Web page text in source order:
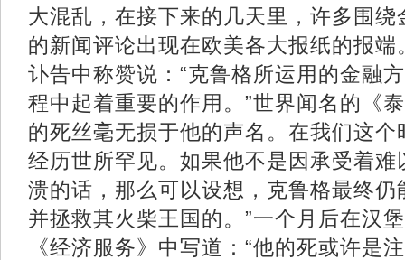
大混乱，在接下来的几天里，许多围
的新闻评论出现在欧美各大报纸的报
讣告中称赞说：“克鲁格所运用的金融
程中起着重要的作用。”世界闻名的《
的死丝毫无损于他的声名。在我们这
经历世所罕见。如果他不是因承受着
溃的话，那么可以设想，克鲁格最终
并拯救其火柴王国的。”一个月后在汉
《经济服务》中写道：“他的死或许